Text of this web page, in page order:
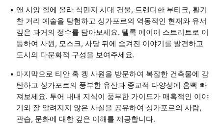
앤 시앙 힐에 올라 식민지 시대 건물, 트렌디한 부티크, 활기
찬 거리 예술을 탐험하고 싱가포르의 역동적인 현재와 유서
깊은 과거의 정수를 담아보세요. 텔록 에이어 스트리트로 이
동하여 사원, 모스크, 사당 뒤에 숨겨진 이야기를 발견하고
도시의 다문화적 구성을 보여주세요.
마지막으로 티안 혹 켕 사원을 방문하여 복잡한 건축물에 감
탄하고 싱가포르의 풍부한 유산과 종교적 다양성에 흠뻑 빠
져보세요. 투어 내내 지식이 풍부한 가이드가 매혹적인 이야
기와 잘 알려지지 않은 사실을 공유하여 싱가포르의 사람,
관습, 문화에 대한 깊은 이해를 제공합니다.